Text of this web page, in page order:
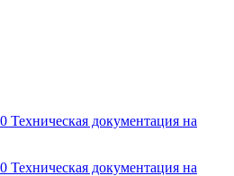
Техническая документация на
Техническая документация на